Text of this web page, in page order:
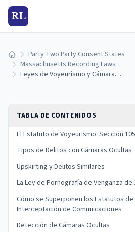
RL
Inicio Party Two Party Consent States
Massachusetts Recording Laws
Leyes de Voyeurismo y Cámaras Ocultas de Massachusetts
TABLA DE CONTENIDOS
El Estatuto de Voyeurismo: Sección 105
Tipos de Delitos con Cámaras Ocultas
Upskirting y Delitos Similares
La Ley de Pornografía de Venganza de
Cómo se Superponen los Estatutos
Interceptación de Comunicaciones
Detección de Cámaras Ocultas